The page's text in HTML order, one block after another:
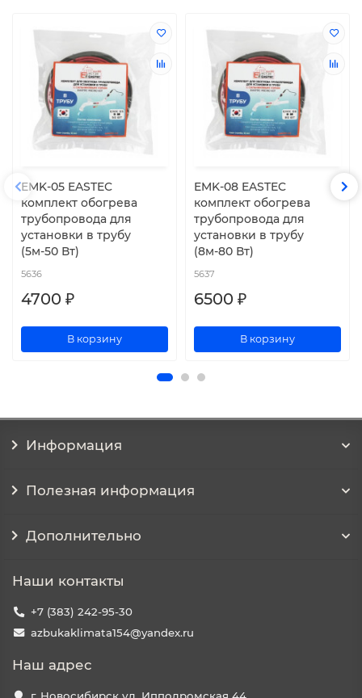
EMK-05 EASTEC
комплект обогрева
трубопровода для
установки в трубу
(5м-50 Вт)
5636
4700 ₽
В корзину
EMK-08 EASTEC
комплект обогрева
трубопровода для
установки в трубу
(8м-80 Вт)
5637
6500 ₽
В корзину
Информация
Полезная информация
Дополнительно
Наши контакты
+7 (383) 242-95-30
azbukaklimata154@yandex.ru
Наш адрес